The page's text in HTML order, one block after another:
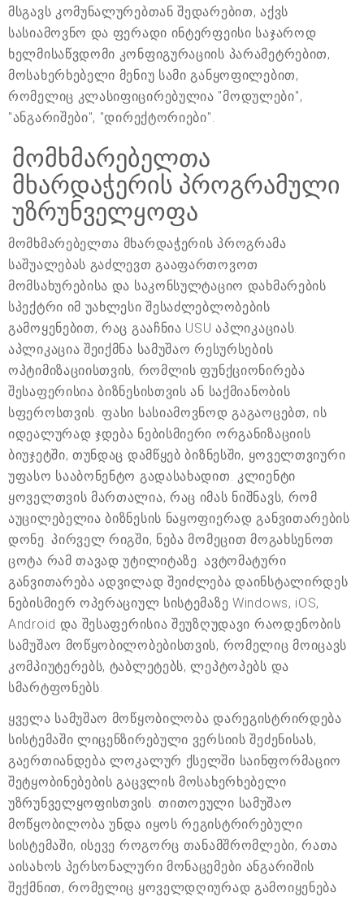
მსგავს კომუნალურებთან შედარებით, აქვს
სასიამოვნო და ფერადი ინტერფეისი საჯაროდ
ხელმისაწვდომი კონფიგურაციის პარამეტრებით,
მოსახერხებელი მენიუ სამი განყოფილებით,
რომელიც კლასიფიცირებულია "მოდულები",
"ანგარიშები", "დირექტორიები".
მომხმარებელთა
მხარდაჭერის პროგრამული
უზრუნველყოფა
მომხმარებელთა მხარდაჭერის პროგრამა
საშუალებას გაძლევთ გააფართოვოთ
მომსახურებისა და საკონსულტაციო დახმარების
სპექტრი იმ უახლესი შესაძლებლობების
გამოყენებით, რაც გააჩნია USU აპლიკაციას.
აპლიკაცია შეიქმნა სამუშაო რესურსების
ოპტიმიზაციისთვის, რომლის ფუნქციონირება
შესაფერისია ბიზნესისთვის ან საქმიანობის
სფეროსთვის. ფასი სასიამოვნოდ გაგაოცებთ, ის
იდეალურად ჯდება ნებისმიერი ორგანიზაციის
ბიუჯეტში, თუნდაც დამწყებ ბიზნესში, ყოველთვიური
უფასო სააბონენტო გადასახადით. კლიენტი
ყოველთვის მართალია, რაც იმას ნიშნავს, რომ
აუცილებელია ბიზნესის ნაყოფიერად განვითარების
დონე. პირველ რიგში, ნება მომეცით მოგახსენოთ
ცოტა რამ თავად უტილიტაზე. ავტომატური
განვითარება ადვილად შეიძლება დაინსტალირდეს
ნებისმიერ ოპერაციულ სისტემაზე Windows, iOS,
Android და შესაფერისია შეუზღუდავი რაოდენობის
სამუშაო მოწყობილობებისთვის, რომელიც მოიცავს
კომპიუტერებს, ტაბლეტებს, ლეპტოპებს და
სმარტფონებს.
ყველა სამუშაო მოწყობილობა დარეგისტრირდება
სისტემაში ლიცენზირებული ვერსიის შეძენისას,
გაერთიანდება ლოკალურ ქსელში საინფორმაციო
შეტყობინებების გაცვლის მოსახერხებელი
უზრუნველყოფისთვის. თითოეული სამუშაო
მოწყობილობა უნდა იყოს რეგისტრირებული
სისტემაში, ისევე როგორც თანამშრომლები, რათა
აისახოს პერსონალური მონაცემები ანგარიშის
შექმნით, რომელიც ყოველდღიურად გამოიყენება